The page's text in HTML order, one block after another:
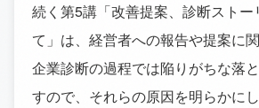
続く第5講「改善提案、診断ストー
て」は、経営者への報告や提案に関
企業診断の過程では陥りがちな落
すので、それらの原因を明らかに